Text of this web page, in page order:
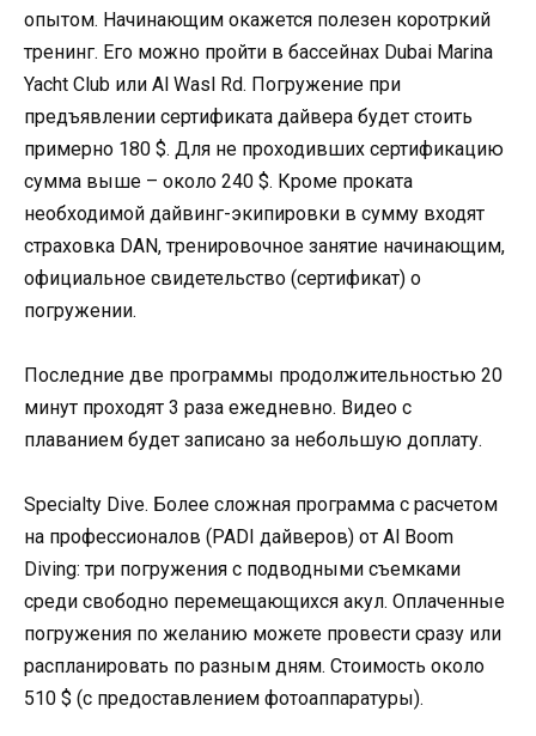
опытом. Начинающим окажется полезен коротркий
тренинг. Его можно пройти в бассейнах Dubai Marina
Yacht Club или Al Wasl Rd. Погружение при
предъявлении сертификата дайвера будет стоить
примерно 180 $. Для не проходивших сертификацию
сумма выше – около 240 $. Кроме проката
необходимой дайвинг-экипировки в сумму входят
страховка DAN, тренировочное занятие начинающим,
официальное свидетельство (сертификат) о
погружении.
Последние две программы продолжительностью 20
минут проходят 3 раза ежедневно. Видео с
плаванием будет записано за небольшую доплату.
Specialty Dive. Более сложная программа с расчетом
на профессионалов (PADI дайверов) от Al Boom
Diving: три погружения с подводными съемками
среди свободно перемещающихся акул. Оплаченные
погружения по желанию можете провести сразу или
распланировать по разным дням. Стоимость около
510 $ (с предоставлением фотоаппаратуры).